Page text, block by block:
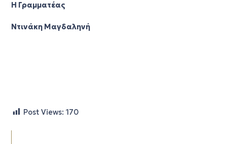
Η Γραμματέας
Ντινάκη Μαγδαληνή
Post Views: 170